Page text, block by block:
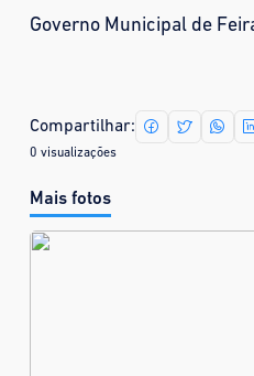
Governo Municipal de
Compartilhar:
0 visualizações
Mais fotos